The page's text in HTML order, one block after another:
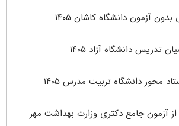
آزمون دانشگاه کاشان ۱۴۰۵
تدریس دانشگاه آزاد ۱۴۰۵
محور دانشگاه تربیت مدرس ۱۴۰۵
از آزمون جامع دکتری وزارت بهداشت مهر